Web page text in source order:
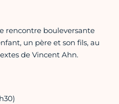
rencontre bouleversante
un père et son fils, au
de Vincent Ahn.